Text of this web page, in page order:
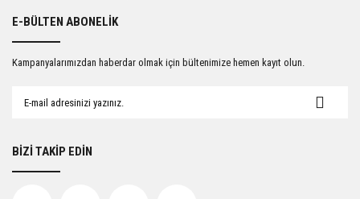
Gönder
E-BÜLTEN ABONELİK
Kampanyalarımızdan haberdar olmak için bültenimize hemen kayıt olun.
BİZİ TAKİP EDİN